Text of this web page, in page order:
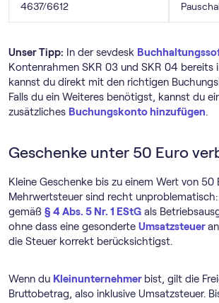
4637/6612
Unser Tipp: In der sevdesk
Kontenrahmen SKR 03 und SKR 04 bereits
kannst du direkt mit den richtigen
Falls du ein Weiteres benötigst, kannst du
zusätzliches Buchungskonto hinzufügen.
Geschenke unter 50 Euro
Kleine Geschenke bis zu einem Wert von 50
Mehrwertsteuer sind recht
gemäß § 4 Abs. 5 Nr. 1 EStG als
ohne dass eine gesonderte Umsatzsteuer
die Steuer korrekt berücksichtigst.
Wenn du Kleinunternehmer bist, gilt die
Bruttobetrag, also inklusive Umsatzsteuer.